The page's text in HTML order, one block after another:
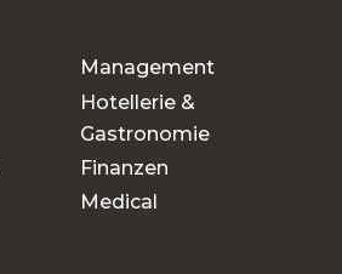
Management
Hotellerie &
Gastronomie
Finanzen
Medical